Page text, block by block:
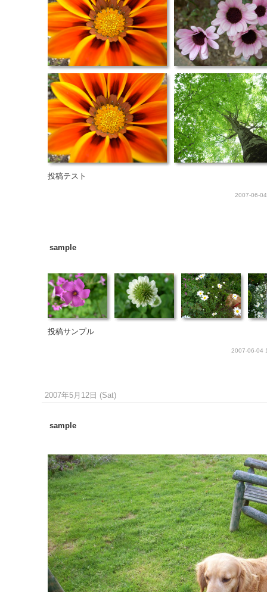
投稿テスト
2007-06-
sample
投稿サンプル
2007-06-04
2007年5月12日 (Sat)
sample